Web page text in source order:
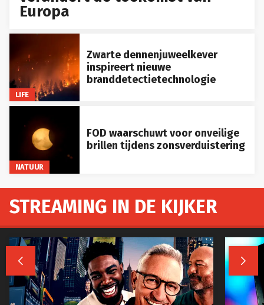
Europa
LIFE
Zwarte dennenjuweelkever
inspireert nieuwe
branddetectietechnologie
NATUUR
FOD waarschuwt voor onveilige
brillen tijdens zonsverduistering
STREAMING IN DE KIJKER
 